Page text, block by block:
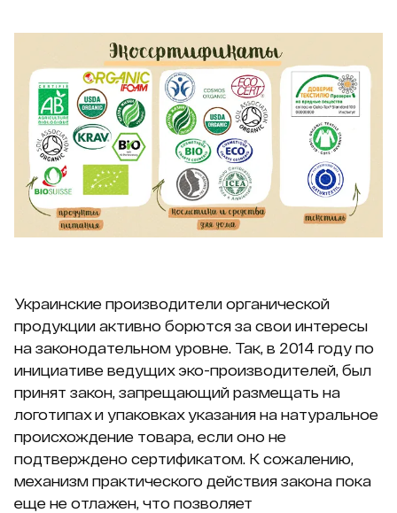
Украинские производители органической
продукции активно борются за свои интересы
на законодательном уровне. Так, в 2014 году по
инициативе ведущих эко-производителей, был
принят закон, запрещающий размещать на
логотипах и упаковках указания на натуральное
происхождение товара, если оно не
подтверждено сертификатом. К сожалению,
механизм практического действия закона пока
еще не отлажен, что позволяет